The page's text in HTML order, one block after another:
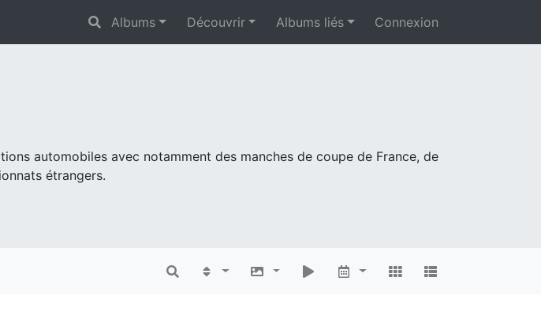
Albums Découvrir Albums liés Connexion
automobiles avec notamment des manches de coupe de France, de
étrangers.